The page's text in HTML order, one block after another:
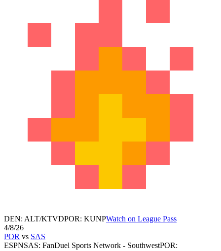
DEN: ALT/KTVDPOR: KUNPWatch on League Pass
4/8/26
POR vs SAS
ESPNSAS: FanDuel Sports Network - SouthwestPOR: